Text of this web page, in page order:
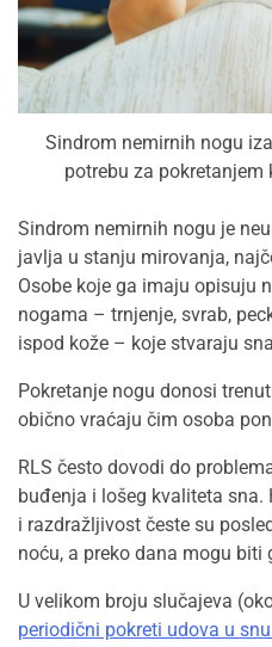
Sindrom nemirnih nogu
potrebu za
Sindrom nemirnih nogu je
javlja u stanju mirovanja,
Osobe koje ga imaju opisuju
nogama – trnjenje, svrab,
ispod kože – koje stvaraju
Pokretanje nogu donosi
obično vraćaju čim osoba
RLS često dovodi do
buđenja i lošeg kvaliteta
i razdražljivost česte su
noću, a preko dana mogu biti
U velikom broju slučajeva
periodični pokreti udova u